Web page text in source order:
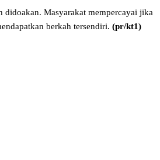
didoakan. Masyarakat mempercayai jika
berkah tersendiri. (pr/kt1)